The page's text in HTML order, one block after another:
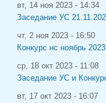
вт, 14 ноя 2023 - 14:34
Заседание УС
чт, 2 ноя 2023 - 16:50
Конкурс нс ноябрь 2023
ср, 18 окт 2023 - 11:08
Заседание УС и
вт, 17 окт 2023 - 16:07